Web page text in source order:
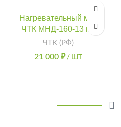
Нагревательный мат
ЧТК МНД-160-13 м2
ЧТК (РФ)
21 000 ₽ / ШТ